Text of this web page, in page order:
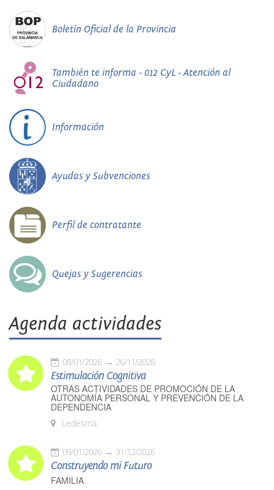
Boletín Oficial de la Provincia
También te informa - 012 CyL - Atención al
Ciudadano
Información
Ayudas y Subvenciones
Perfil de contratante
Quejas y Sugerencias
Agenda actividades
08/01/2026 26/11/2026
Estimulación Cognitiva
OTRAS ACTIVIDADES DE PROMOCIÓN DE LA
AUTONOMÍA PERSONAL Y PREVENCIÓN DE LA
DEPENDENCIA
Ledesma
09/01/2026 31/12/2026
Construyendo mi Futuro
FAMILIA